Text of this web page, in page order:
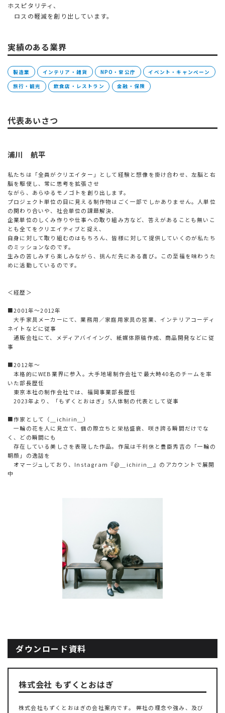
ホスピタリティ、
ロスの軽減を創り出しています。
実績のある業界
製造業 インテリア・雑貨 NPO・官公庁 イベント・キャンペーン
旅行・観光 飲食店・レストラン 金融・保険
代表あいさつ
浦川 航平
私たちは「全員がクリエイター」として経験と想像を掛け合わせ、左脳と右
脳を駆使し、常に思考を拡張させ
ながら、あらゆるモノゴトを創り出します。
プロジェクト単位の目に見える制作物はごく一部でしかありません。人単位
の関わり合いや、社会単位の課題解決、
企業単位のしくみ作りや仕事への取り組み方など、答えがあることも無いこ
とも全てをクリエイティブと捉え、
自身に対して取り組むのはもちろん、皆様に対して提供していくのが私たち
のミッションなのです。
生みの苦しみすら楽しみながら、挑んだ先にある喜び。この至福を味わうた
めに活動しているのです。
＜経歴＞
■2001年～2012年
大手家具メーカーにて、業務用／家庭用家具の営業、インテリアコーディ
ネイトなどに従事
通販会社にて、メディアバイイング、紙媒体原稿作成、商品開発などに従
事
■2012年～
本格的にWEB業界に参入。大手地場制作会社で最大時40名のチームを率
いた部長歴任
東京本社の制作会社では、福岡事業部長歴任
2023年より、「もずくとおはぎ」5人体制の代表として従事
■作家として（＿ichirin＿）
一輪の花を人に見立て、個の際立ちと栄枯盛衰、咲き誇る瞬間だけでな
く、どの瞬間にも
存在している美しさを表現した作品。作風は千利休と豊臣秀吉の「一輪の
朝顔」の逸話を
オマージュしており、Instagram『@＿ichirin＿』のアカウントで展開
中
ダウンロード資料
株式会社 もずくとおはぎ
株式会社もずくとおはぎの会社案内です。 弊社の理念や強み、及び